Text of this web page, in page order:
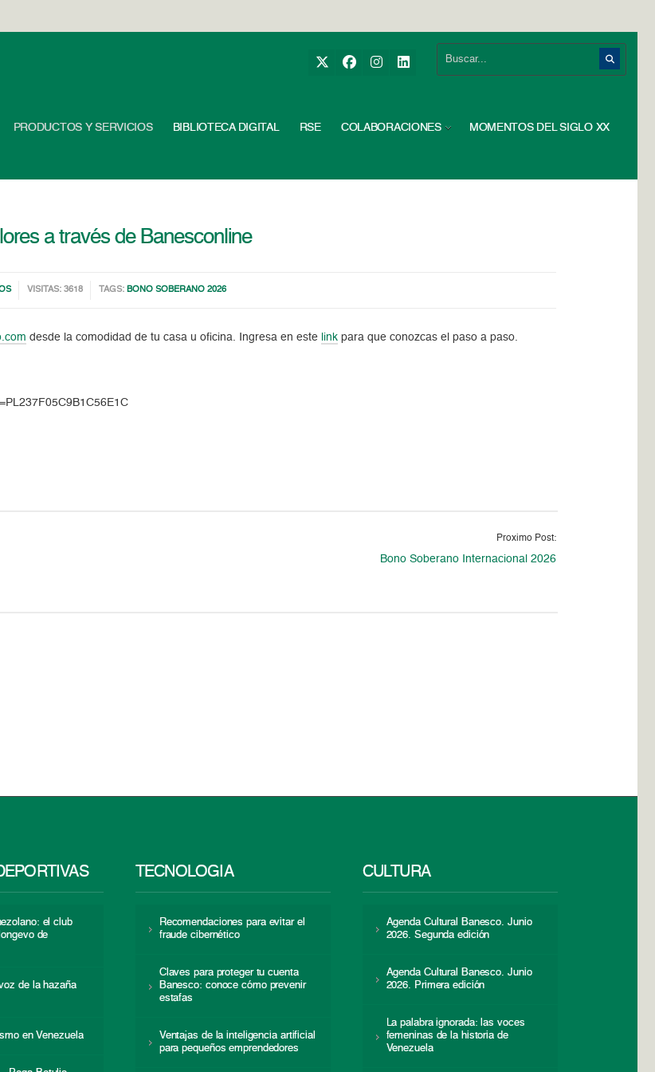
PRODUCTOS Y SERVICIOS BIBLIOTECA DIGITAL RSE COLABORACIONES MOMENTOS DEL SIGLO XX
a través de Banesconline
VISITAS: 3618 TAGS: BONO SOBERANO 2026
desde la comodidad de tu casa u oficina. Ingresa en este link para que conozcas el paso a paso.
Proximo Post:
Bono Soberano Internacional 2026
el club
de
de la hazaña
en Venezuela
TECNOLOGÍA
Recomendaciones para evitar el
fraude cibernético
Claves para proteger tu cuenta
Banesco: conoce cómo prevenir
estafas
Ventajas de la inteligencia artificial
para pequeños emprendedores
CULTURA
Agenda Cultural Banesco. Junio
2026. Segunda edición
Agenda Cultural Banesco. Junio
2026. Primera edición
La palabra ignorada: las voces
femeninas de la historia de
Venezuela